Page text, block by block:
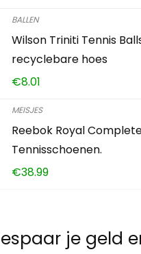
BALLEN
Wilson Triniti Tennis
recyclebare hoes
€8.01
MEISJES
Reebok Royal
Tennisschoenen.
€38.99
je geld